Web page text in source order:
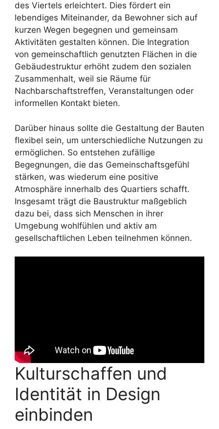
des Viertels erleichtert. Dies fördert ein
lebendiges Miteinander, da Bewohner sich auf
kurzen Wegen begegnen und gemeinsam
Aktivitäten gestalten können. Die Integration
von gemeinschaftlich genutzten Flächen in die
Gebäudestruktur erhöht zudem den sozialen
Zusammenhalt, weil sie Räume für
Nachbarschaftstreffen, Veranstaltungen oder
informellen Kontakt bieten.
Darüber hinaus sollte die Gestaltung der Bauten
flexibel sein, um unterschiedliche Nutzungen zu
ermöglichen. So entstehen zufällige
Begegnungen, die das Gemeinschaftsgefühl
stärken, was wiederum eine positive
Atmosphäre innerhalb des Quartiers schafft.
Insgesamt trägt die Baustruktur maßgeblich
dazu bei, dass sich Menschen in ihrer
Umgebung wohlfühlen und aktiv am
gesellschaftlichen Leben teilnehmen können.
Kulturschaffen und
Identität in Design
einbinden